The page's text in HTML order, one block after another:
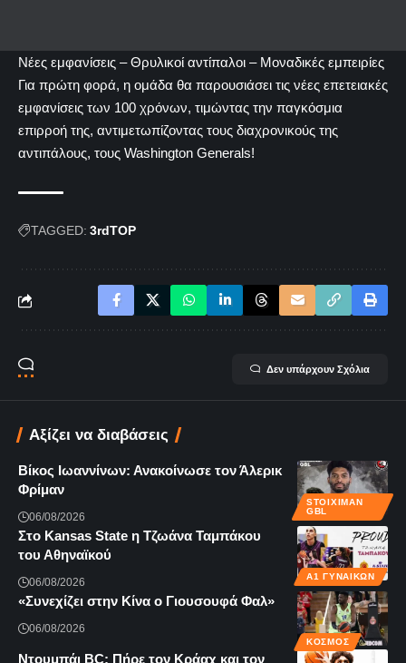
Νέες εμφανίσεις – Θρυλικοί αντίπαλοι – Μοναδικές εμπειρίες
Για πρώτη φορά, η ομάδα θα παρουσιάσει τις νέες επετειακές
εμφανίσεις των 100 χρόνων, τιμώντας την παγκόσμια
επιρροή της, αντιμετωπίζοντας τους διαχρονικούς της
αντιπάλους, τους Washington Generals!
TAGGED: 3rdTOP
Δεν υπάρχουν Σχόλια
Αξίζει να διαβάσεις
STOIXIMAN
GBL
Βίκος Ιωαννίνων: Ανακοίνωσε τον Άλερικ
Φρίμαν
06/08/2026
Α1 ΓΥΝΑΙΚΏΝ
Στο Kansas State η Τζωάνα Ταμπάκου
του Αθηναϊκού
06/08/2026
ΚΌΣΜΟΣ
«Συνεχίζει στην Κίνα ο Γιουσουφά Φαλ»
06/08/2026
Ντουμπάι BC: Πήρε τον Κράαχ και τον